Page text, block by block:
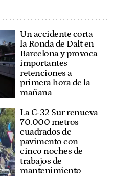
Un accidente corta
la Ronda de Dalt en
Barcelona y provoca
importantes
retenciones a
primera hora de la
mañana
La C-32 Sur renueva
70.000 metros
cuadrados de
pavimento con
cinco noches de
trabajos de
mantenimiento